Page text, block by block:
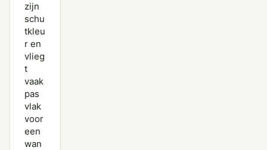
zijn
schu
tkleu
r en
vlieg
t
vaak
pas
vlak
voor
een
wan